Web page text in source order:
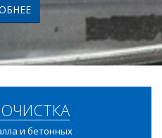
и бетонных